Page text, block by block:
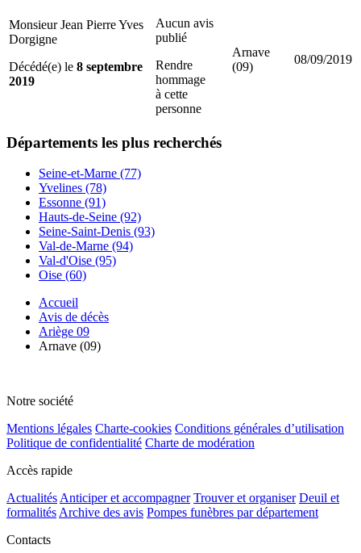
Monsieur Jean Pierre Yves
Dorgigne
Décédé(e) le 8 septembre
2019
Aucun avis
publié
Rendre
hommage
à cette
personne
Arnave
(09)
08/09/2019
Départements les plus recherchés
Seine-et-Marne (77)
Yvelines (78)
Essonne (91)
Hauts-de-Seine (92)
Seine-Saint-Denis (93)
Val-de-Marne (94)
Val-d'Oise (95)
Oise (60)
Accueil
Avis de décès
Ariège 09
Arnave (09)
Notre société
Mentions légales Charte-cookies Conditions générales d’utilisation
Politique de confidentialité Charte de modération
Accès rapide
Actualités Anticiper et accompagner Trouver et organiser Deuil et
formalités Archive des avis Pompes funèbres par département
Contacts